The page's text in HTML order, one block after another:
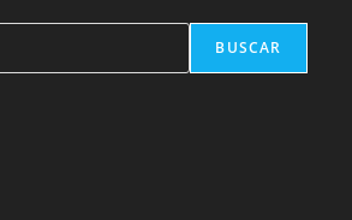
BUSCAR